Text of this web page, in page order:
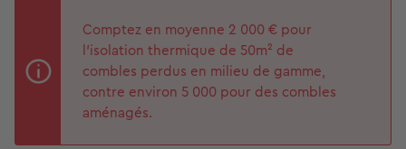
Comptez en moyenne 2 000 € pour
l’isolation thermique de 50m² de
combles perdus en milieu de gamme,
contre environ 5 000 pour des combles
aménagés.